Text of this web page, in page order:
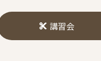
講習会